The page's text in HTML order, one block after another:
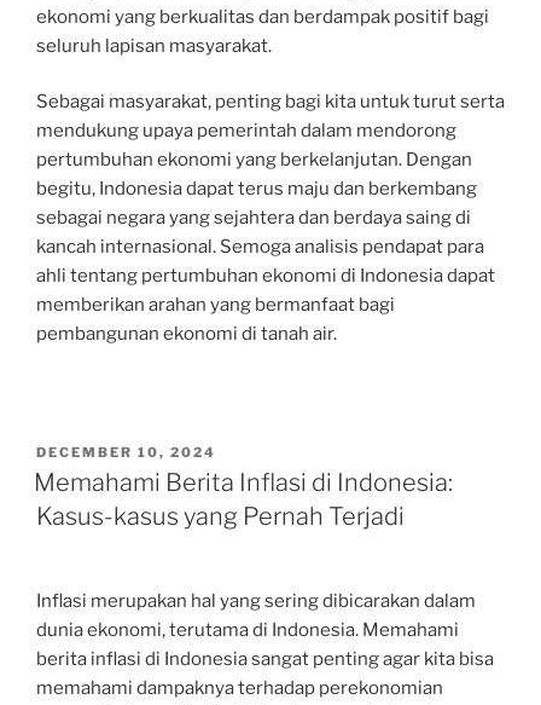
ekonomi yang berkualitas dan berdampak positif bagi
seluruh lapisan masyarakat.
Sebagai masyarakat, penting bagi kita untuk turut serta
mendukung upaya pemerintah dalam mendorong
pertumbuhan ekonomi yang berkelanjutan. Dengan
begitu, Indonesia dapat terus maju dan berkembang
sebagai negara yang sejahtera dan berdaya saing di
kancah internasional. Semoga analisis pendapat para
ahli tentang pertumbuhan ekonomi di Indonesia dapat
memberikan arahan yang bermanfaat bagi
pembangunan ekonomi di tanah air.
POSTED
ON
DECEMBER 10, 2024
Memahami Berita Inflasi di Indonesia:
Kasus-kasus yang Pernah Terjadi
Inflasi merupakan hal yang sering dibicarakan dalam
dunia ekonomi, terutama di Indonesia. Memahami
berita inflasi di Indonesia sangat penting agar kita bisa
memahami dampaknya terhadap perekonomian